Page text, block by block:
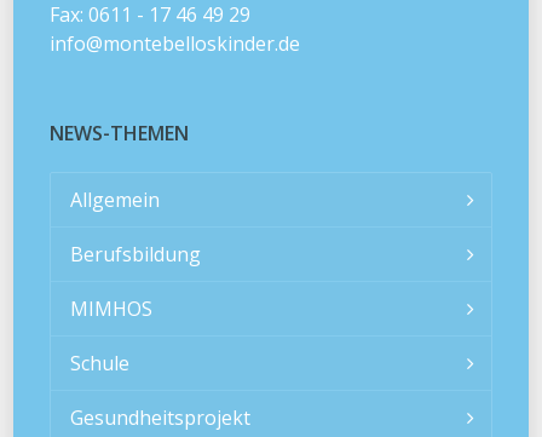
Fax: 0611 - 17 46 49 29
info@montebelloskinder.de
NEWS-THEMEN
Allgemein
Berufsbildung
MIMHOS
Schule
Gesundheitsprojekt